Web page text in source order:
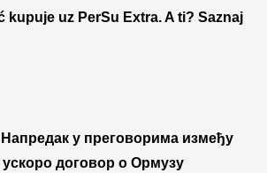
kupuje uz PerSu Extra. A ti? Saznaj
у преговорима између
договор о Ормузу